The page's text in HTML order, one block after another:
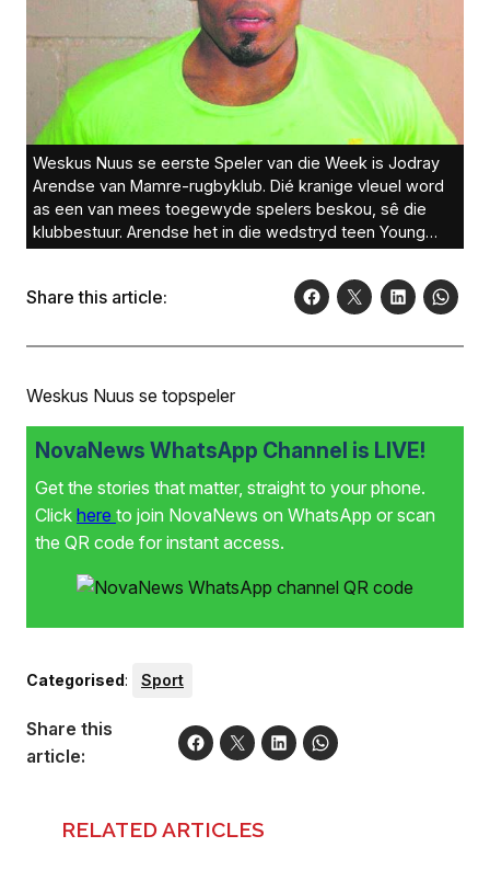
Weskus Nuus se eerste Speler van die Week is Jodray
Arendse van Mamre-rugbyklub. Dié kranige vleuel word
as een van mees toegewyde spelers beskou, sê die
klubbestuur. Arendse het in die wedstryd teen Young
Hearts uitgestaan met goeie algemene spel en
Share this article:
Weskus Nuus se topspeler
NovaNews WhatsApp Channel is LIVE!
Get the stories that matter, straight to your phone.
Click here to join NovaNews on WhatsApp or scan
the QR code for instant access.
Categorised: Sport
Share this
article:
RELATED ARTICLES